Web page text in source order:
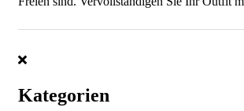
Kategorien